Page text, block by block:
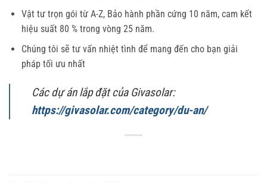
Vật tư trọn gói từ A-Z, Bảo hành phần cứng 10 năm, cam kết
hiệu suất 80 % trong vòng 25 năm.
Chúng tôi sẽ tư vấn nhiệt tình để mang đến cho bạn giải
pháp tối ưu nhất
Các dự án lắp đặt của Givasolar:
https://givasolar.com/category/du-an/